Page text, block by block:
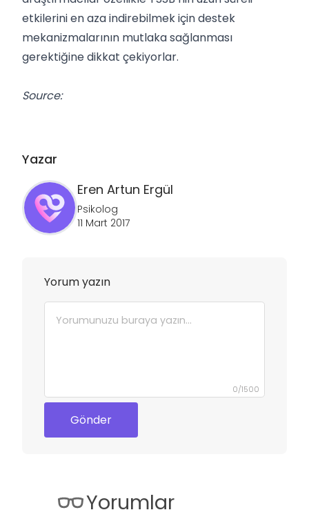
etkilerini en aza indirebilmek için destek
mekanizmalarının mutlaka sağlanması
gerektiğine dikkat çekiyorlar.
Source:
Yazar
Eren Artun Ergül
Psikolog
11 Mart 2017
Yorum yazın
0/1500
Gönder
Yorumlar